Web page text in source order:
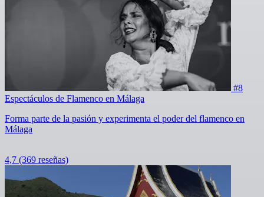
#8
Espectáculos de Flamenco en Málaga
Forma parte de la pasión y experimenta el poder del flamenco en
Málaga
4,7 (369 reseñas)